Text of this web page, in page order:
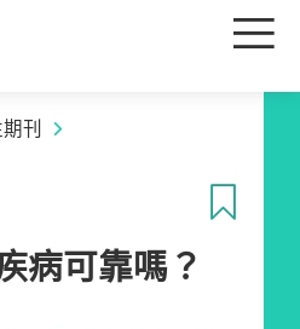
目
刊
病可靠嗎？